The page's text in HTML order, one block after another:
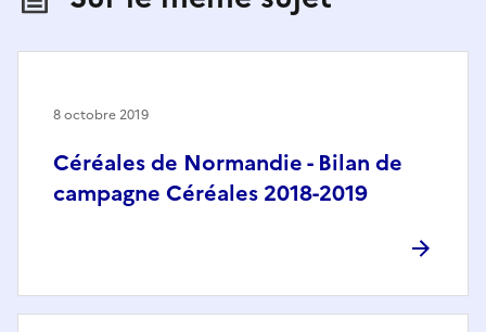
Céréales de Normandie - Bilan de
campagne Céréales 2018-2019
8 octobre 2019